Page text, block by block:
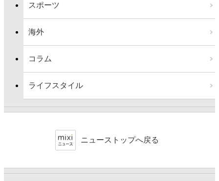
スポーツ
海外
コラム
ライフスタイル
ニューストップへ戻る